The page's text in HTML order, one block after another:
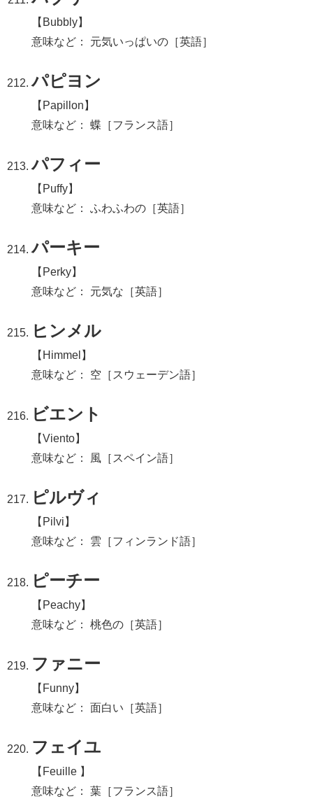
【Bubbly】
意味など： 元気いっぱいの［英語］
パピヨン
【Papillon】
意味など： 蝶［フランス語］
パフィー
【Puffy】
意味など： ふわふわの［英語］
パーキー
【Perky】
意味など： 元気な［英語］
ヒンメル
【Himmel】
意味など： 空［スウェーデン語］
ビエント
【Viento】
意味など： 風［スペイン語］
ピルヴィ
【Pilvi】
意味など： 雲［フィンランド語］
ピーチー
【Peachy】
意味など： 桃色の［英語］
ファニー
【Funny】
意味など： 面白い［英語］
フェイユ
【Feuille 】
意味など： 葉［フランス語］